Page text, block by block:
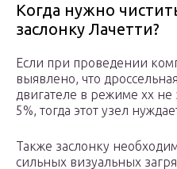
Когда нужно
заслонку Лачетти?
Если при проведении
выявлено, что
двигателе в режиме хх
5%, тогда этот узел
Также заслонку
сильных визуальных